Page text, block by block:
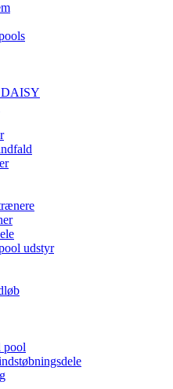
DAISY
udstyr
pool